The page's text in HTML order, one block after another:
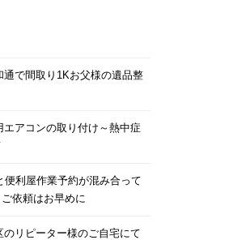
通で間取り1Kお父様の遺品整
エアコンの取り付け～熱中症
便利屋作業予約が混み合って
依頼はお早めに
のリピーター様のご自宅にて